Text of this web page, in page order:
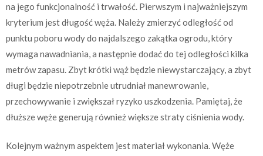
na jego funkcjonalność i trwałość. Pierwszym i najważniejszym
kryterium jest długość węża. Należy zmierzyć odległość od
punktu poboru wody do najdalszego zakątka ogrodu, który
wymaga nawadniania, a następnie dodać do tej odległości kilka
metrów zapasu. Zbyt krótki wąż będzie niewystarczający, a zbyt
długi będzie niepotrzebnie utrudniał manewrowanie,
przechowywanie i zwiększał ryzyko uszkodzenia. Pamiętaj, że
dłuższe węże generują również większe straty ciśnienia wody.
Kolejnym ważnym aspektem jest materiał wykonania. Węże